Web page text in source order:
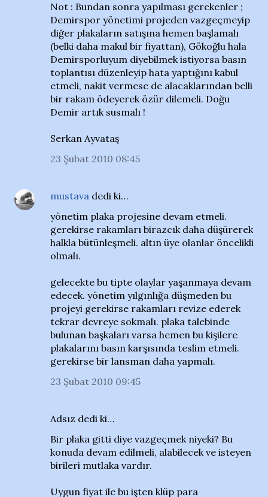
Not : Bundan sonra yapılması gerekenler ;
Demirspor yönetimi projeden vazgeçmeyip
diğer plakaların satışına hemen başlamalı
(belki daha makul bir fiyattan), Gökoğlu hala
Demirsporluyum diyebilmek istiyorsa basın
toplantısı düzenleyip hata yaptığını kabul
etmeli, nakit vermese de alacaklarından belli
bir rakam ödeyerek özür dilemeli. Doğu
Demir artık susmalı !
Serkan Ayvataş
23 Şubat 2010 08:45
mustava dedi ki…
yönetim plaka projesine devam etmeli.
gerekirse rakamları birazcık daha düşürerek
halkla bütünleşmeli. altın üye olanlar öncelikli
olmalı.
gelecekte bu tipte olaylar yaşanmaya devam
edecek. yönetim yılgınlığa düşmeden bu
projeyi gerekirse rakamları revize ederek
tekrar devreye sokmalı. plaka talebinde
bulunan başkaları varsa hemen bu kişilere
plakalarını basın karşısında teslim etmeli.
gerekirse bir lansman daha yapmalı.
23 Şubat 2010 09:45
Adsız dedi ki…
Bir plaka gitti diye vazgeçmek niyeki? Bu
konuda devam edilmeli, alabilecek ve isteyen
birileri mutlaka vardır.
Uygun fiyat ile bu işten klüp para